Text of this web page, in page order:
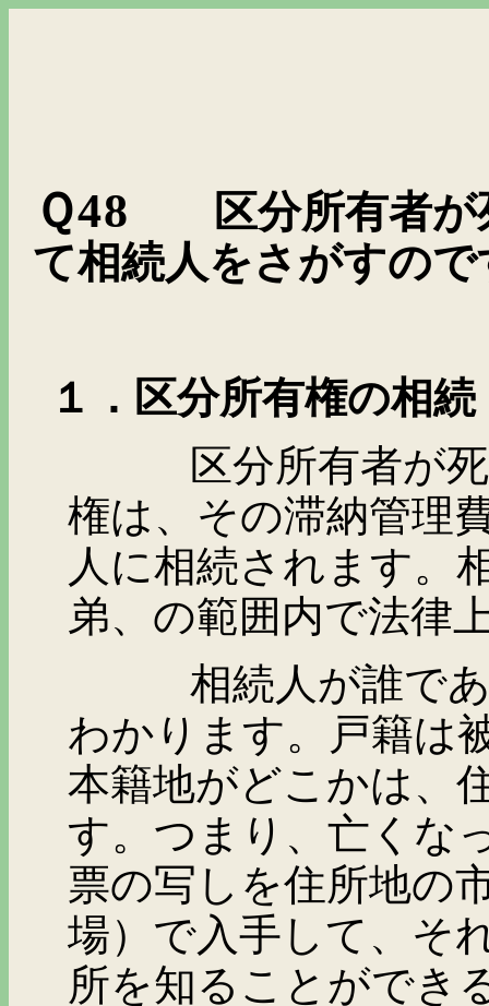
Ｑ48
区分所有者
て相続人をさがすの
１．区分所有権の相続
区分所有者が死亡
権は、その滞納管理
人に相続されます。
弟、の範囲内で法律
相続人が誰である
わかります。戸籍は
本籍地がどこかは、
す。つまり、亡くな
票の写しを住所地の
場）で入手して、そ
所を知ることができ